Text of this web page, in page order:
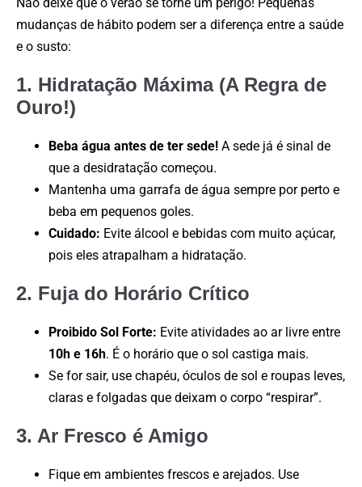
mudanças de hábito podem ser a diferença entre a saúde
e o susto:
1. Hidratação Máxima (A Regra de
Ouro!)
Beba água antes de ter sede! A sede já é sinal de
que a desidratação começou.
Mantenha uma garrafa de água sempre por perto e
beba em pequenos goles.
Cuidado: Evite álcool e bebidas com muito açúcar,
pois eles atrapalham a hidratação.
2. Fuja do Horário Crítico
Proibido Sol Forte: Evite atividades ao ar livre entre
10h e 16h. É o horário que o sol castiga mais.
Se for sair, use chapéu, óculos de sol e roupas leves,
claras e folgadas que deixam o corpo “respirar”.
3. Ar Fresco é Amigo
Fique em ambientes frescos e arejados. Use